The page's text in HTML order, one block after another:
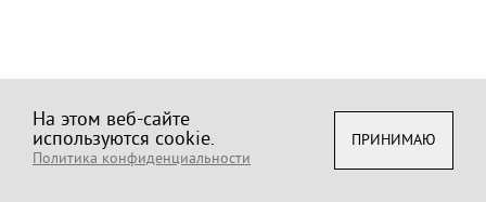
На этом веб-сайте
используются cookie.
Политика конфиденциальности
ПРИНИМАЮ